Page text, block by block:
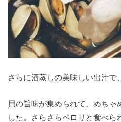
さらに酒蒸しの美味しい出汁で
貝の旨味が集められて、めちゃ
した。さらさらペロリと食べら